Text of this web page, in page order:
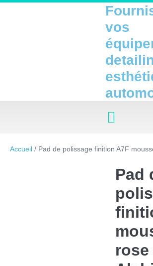
vos
Accueil / Pad de polissage finition A7F
Pad
rose